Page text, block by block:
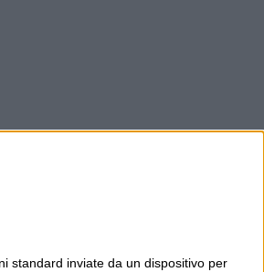
standard inviate da un dispositivo per